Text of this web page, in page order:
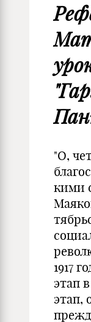
"О,
кими
1917
этап
этап,